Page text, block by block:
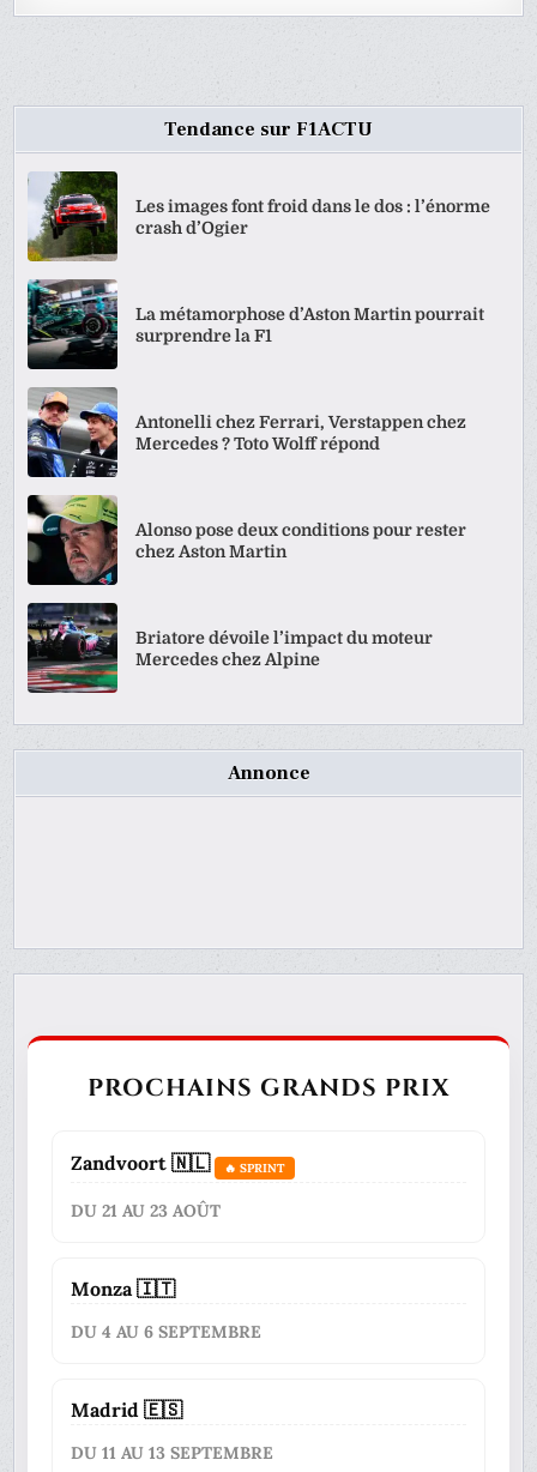
Tendance sur F1ACTU
Les images font froid dans le dos : l’énorme
crash d’Ogier
La métamorphose d’Aston Martin pourrait
surprendre la F1
Antonelli chez Ferrari, Verstappen chez
Mercedes ? Toto Wolff répond
Alonso pose deux conditions pour rester
chez Aston Martin
Briatore dévoile l’impact du moteur
Mercedes chez Alpine
Annonce
PROCHAINS GRANDS PRIX
Zandvoort 🇳🇱 🔥 SPRINT
DU 21 AU 23 AOÛT
Monza 🇮🇹
DU 4 AU 6 SEPTEMBRE
Madrid 🇪🇸
DU 11 AU 13 SEPTEMBRE